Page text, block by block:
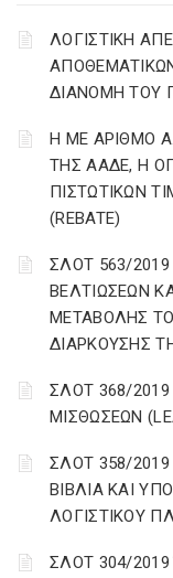
ΛΟΓΙΣΤΙΚΗ
ΑΠΟΘΕΜΑΤΙΚΩΝ
ΔΙΑΝΟΜΗ ΤΟΥ
Η ΜΕ ΑΡΙΘΜΟ
ΤΗΣ ΑΑΔΕ, Η
ΠΙΣΤΩΤΙΚΩΝ
(REBATE)
ΣΛΟΤ 563/
ΒΕΛΤΙΩΣΕΩΝ
ΜΕΤΑΒΟΛΗΣ
ΔΙΑΡΚΟΥΣΗΣ
ΣΛΟΤ 368/
ΜΙΣΘΩΣΕΩΝ
ΣΛΟΤ 358/
ΒΙΒΛΙΑ ΚΑΙ
ΛΟΓΙΣΤΙΚΟΥ
ΣΛΟΤ 304/